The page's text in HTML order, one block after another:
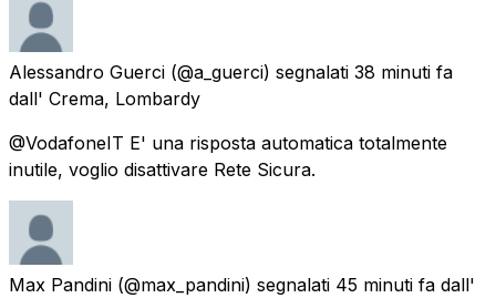
Alessandro Guerci (@a_guerci) segnalati 38 minuti fa
dall' Crema, Lombardy
@VodafoneIT E' una risposta automatica totalmente
inutile, voglio disattivare Rete Sicura.
Max Pandini (@max_pandini) segnalati 45 minuti fa dall'